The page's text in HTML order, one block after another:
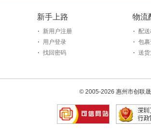
新手上路
新用户注册
用户登录
找回密码
物流
配
包
送
© 2005-2026 惠州市创联